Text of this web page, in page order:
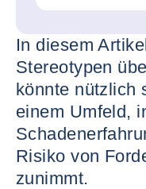
In diesem
Stereotypen
könnte nützlich
einem Umfeld,
Risiko von
zunimmt.